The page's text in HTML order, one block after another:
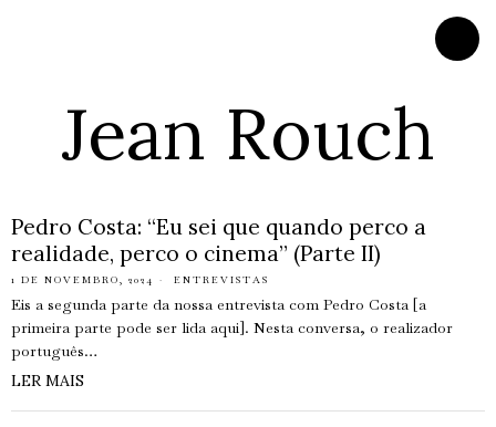
Jean Rouch
Pedro Costa: “Eu sei que quando perco a
realidade, perco o cinema” (Parte II)
1 DE NOVEMBRO, 2024 ENTREVISTAS
Eis a segunda parte da nossa entrevista com Pedro Costa [a
primeira parte pode ser lida aqui]. Nesta conversa, o realizador
português…
LER MAIS